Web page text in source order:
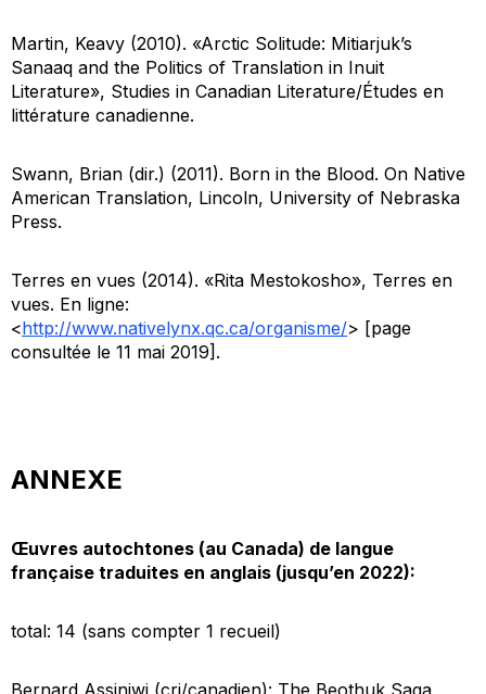
Martin, Keavy (2010). «Arctic Solitude: Mitiarjuk’s
Sanaaq and the Politics of Translation in Inuit
Literature», Studies in Canadian Literature/Études en
littérature canadienne.
Swann, Brian (dir.) (2011). Born in the Blood. On Native
American Translation, Lincoln, University of Nebraska
Press.
Terres en vues (2014). «Rita Mestokosho», Terres en
vues. En ligne:
<http://www.nativelynx.qc.ca/organisme/> [page
consultée le 11 mai 2019].
ANNEXE
Œuvres autochtones (au Canada) de langue
française traduites en anglais (jusqu’en 2022):
total: 14 (sans compter 1 recueil)
Bernard Assiniwi (cri/canadien): The Beothuk Saga